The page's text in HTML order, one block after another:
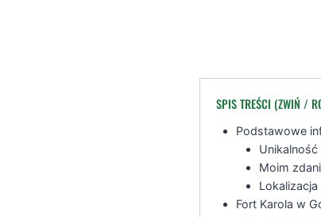
SPIS TREŚCI (ZWIŃ /
Podstawowe
Moim
Lokalizacja
Fort Karola w